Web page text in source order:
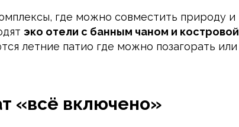
где можно совместить природу и
эко отели с банным чаном и костровой
летние патио где можно позагорать или
«всё включено»